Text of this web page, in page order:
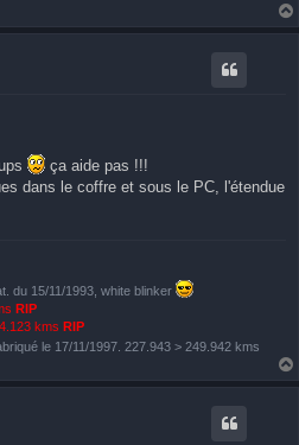
ça aide pas !!!
dans le coffre et sous le PC, l'étendue
du 15/11/1993, white blinker
RIP
kms RIP
le 17/11/1997. 227.943 > 249.942 kms